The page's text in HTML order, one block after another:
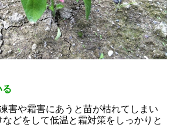
る
害や霜害にあうと苗が枯れてしまい
どをして低温と霜対策をしっかりと